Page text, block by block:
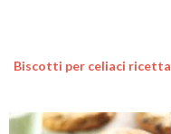
Biscotti per celiaci ricetta